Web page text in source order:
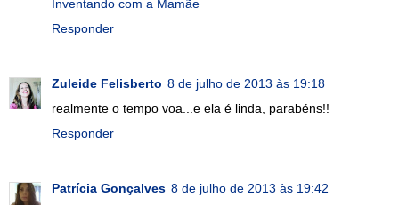
Inventando com a Mamãe
Responder
Zuleide Felisberto 8 de julho de 2013 às 19:18
realmente o tempo voa...e ela é linda, parabéns!!
Responder
Patrícia Gonçalves 8 de julho de 2013 às 19:42